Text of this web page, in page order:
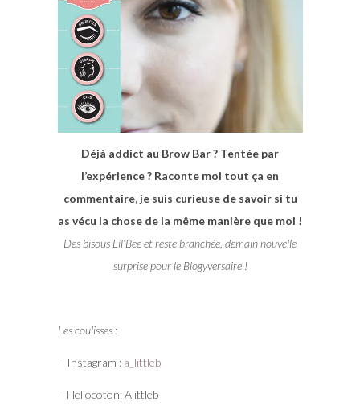
Déjà addict au Brow Bar ? Tentée par
l’expérience ? Raconte moi tout ça en
commentaire, je suis curieuse de savoir si tu
as vécu la chose de la même manière que moi !
Des bisous Lil’Bee et reste branchée, demain nouvelle
surprise pour le Blogyversaire !
Les coulisses :
– Instagram : a_littleb
– Hellocoton: Alittleb